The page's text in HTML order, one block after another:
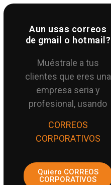
Aun usas correos
de gmail o hotmail?
Muéstrale a tus
clientes que eres una
empresa seria y
profesional, usando
CORREOS
CORPORATIVOS
Quiero CORREOS
CORPORATIVOS